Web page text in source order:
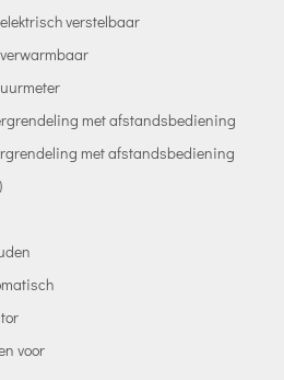
verstelbaar
met afstandsbediening
met afstandsbediening
voor